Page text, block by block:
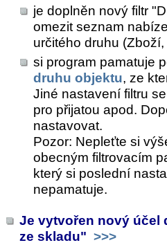
je doplněn nový filtr
omezit seznam
určitého druhu
si program pamatuje
druhu objektu, ze
Jiné nastavení filtru
pro přijatou apod.
nastavovat.
Pozor: Nepleťte si
obecným filtrovacím
který si poslední
nepamatuje.
Je vytvořen nový účel
ze skladu" >>>